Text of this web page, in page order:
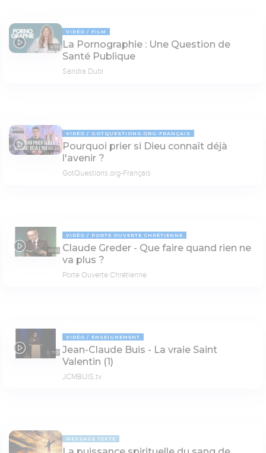
18:39
VIDÉO FILM
La Pornographie : Une Question de
Santé Publique
Sandra Dubi
04:24
VIDÉO GOTQUESTIONS.ORG-FRANÇAIS
Pourquoi prier si Dieu connaît déjà
l'avenir ?
GotQuestions.org-Français
50:50
VIDÉO PORTE OUVERTE CHRÉTIENNE
Claude Greder - Que faire quand rien ne
va plus ?
Porte Ouverte Chrétienne
11:01
VIDÉO ENSEIGNEMENT
Jean-Claude Buis - La vraie Saint
Valentin (1)
JCMBUIS.tv
MESSAGE TEXTE